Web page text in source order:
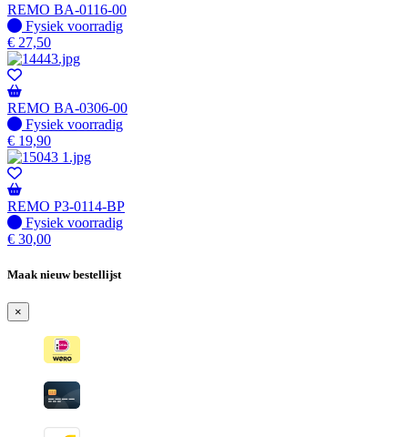
REMO BA-0116-00
Fysiek voorradig
Fysiek voorradig
€ 27,50
REMO BA-0306-00
Fysiek voorradig
Fysiek voorradig
€ 19,90
REMO P3-0114-BP
Fysiek voorradig
Fysiek voorradig
€ 30,00
Maak nieuw bestellijst
×